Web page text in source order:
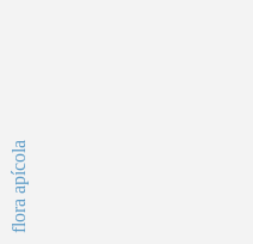
flora apícola